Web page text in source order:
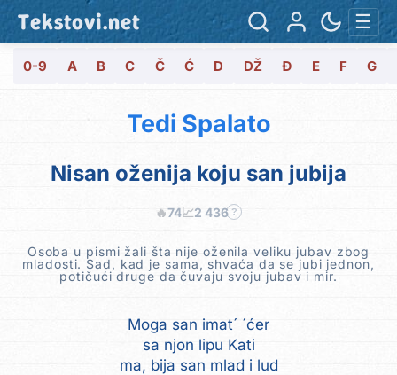
Tekstovi.net ☰
0-9 A B C Č Ć D DŽ Đ E F G
Tedi Spalato
Nisan oženija koju san jubija
🔥74📈2 436 ?
Osoba u pismi žali šta nije oženila veliku jubav zbog
mladosti. Sad, kad je sama, shvaća da se jubi jednon,
potičući druge da čuvaju svoju jubav i mir.
Moga san imat´ ´ćer
sa njon lipu Kati
ma, bija san mlad i lud